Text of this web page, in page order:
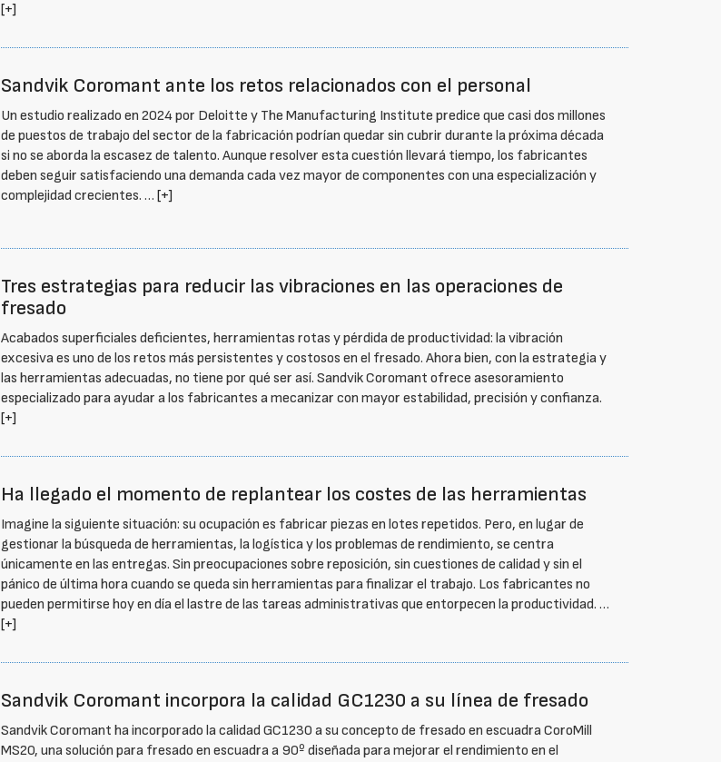
[+]
Sandvik Coromant ante los retos relacionados con el personal
Un estudio realizado en 2024 por Deloitte y The Manufacturing Institute predice que casi dos millones
de puestos de trabajo del sector de la fabricación podrían quedar sin cubrir durante la próxima década
si no se aborda la escasez de talento. Aunque resolver esta cuestión llevará tiempo, los fabricantes
deben seguir satisfaciendo una demanda cada vez mayor de componentes con una especialización y
complejidad crecientes. …[+]
Tres estrategias para reducir las vibraciones en las operaciones de
fresado
Acabados superficiales deficientes, herramientas rotas y pérdida de productividad: la vibración
excesiva es uno de los retos más persistentes y costosos en el fresado. Ahora bien, con la estrategia y
las herramientas adecuadas, no tiene por qué ser así. Sandvik Coromant ofrece asesoramiento
especializado para ayudar a los fabricantes a mecanizar con mayor estabilidad, precisión y confianza.
[+]
Ha llegado el momento de replantear los costes de las herramientas
Imagine la siguiente situación: su ocupación es fabricar piezas en lotes repetidos. Pero, en lugar de
gestionar la búsqueda de herramientas, la logística y los problemas de rendimiento, se centra
únicamente en las entregas. Sin preocupaciones sobre reposición, sin cuestiones de calidad y sin el
pánico de última hora cuando se queda sin herramientas para finalizar el trabajo. Los fabricantes no
pueden permitirse hoy en día el lastre de las tareas administrativas que entorpecen la productividad. …
[+]
Sandvik Coromant incorpora la calidad GC1230 a su línea de fresado
Sandvik Coromant ha incorporado la calidad GC1230 a su concepto de fresado en escuadra CoroMill
MS20, una solución para fresado en escuadra a 90º diseñada para mejorar el rendimiento en el